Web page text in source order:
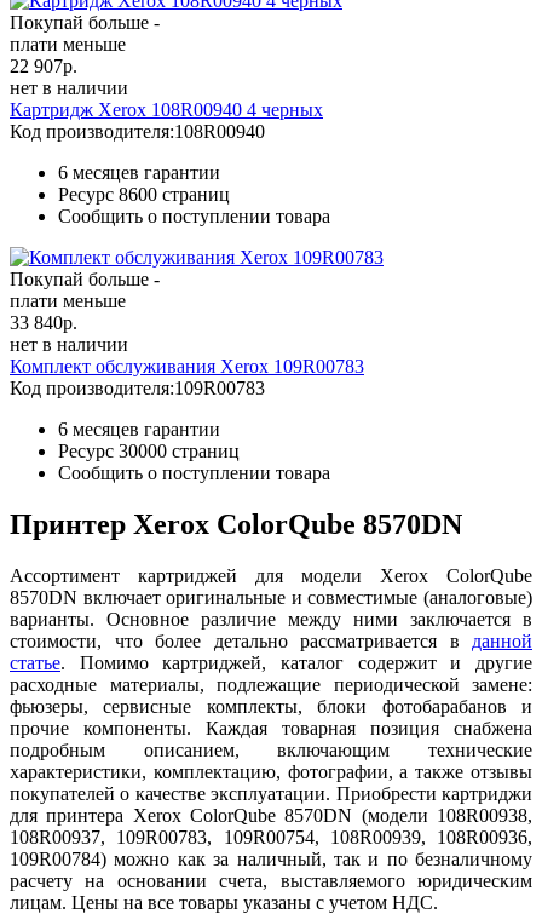
Покупай больше -
плати меньше
22 907р.
нет в наличии
Картридж Xerox 108R00940 4 черных
Код производителя:108R00940
6 месяцев гарантии
Ресурс 8600 страниц
Сообщить о поступлении товара
Покупай больше -
плати меньше
33 840р.
нет в наличии
Комплект обслуживания Xerox 109R00783
Код производителя:109R00783
6 месяцев гарантии
Ресурс 30000 страниц
Сообщить о поступлении товара
Принтер Xerox ColorQube 8570DN
Ассортимент картриджей для модели Xerox ColorQube
8570DN включает оригинальные и совместимые (аналоговые)
варианты. Основное различие между ними заключается в
стоимости, что более детально рассматривается в данной
статье. Помимо картриджей, каталог содержит и другие
расходные материалы, подлежащие периодической замене:
фьюзеры, сервисные комплекты, блоки фотобарабанов и
прочие компоненты. Каждая товарная позиция снабжена
подробным описанием, включающим технические
характеристики, комплектацию, фотографии, а также отзывы
покупателей о качестве эксплуатации. Приобрести картриджи
для принтера Xerox ColorQube 8570DN (модели 108R00938,
108R00937, 109R00783, 109R00754, 108R00939, 108R00936,
109R00784) можно как за наличный, так и по безналичному
расчету на основании счета, выставляемого юридическим
лицам. Цены на все товары указаны с учетом НДС.